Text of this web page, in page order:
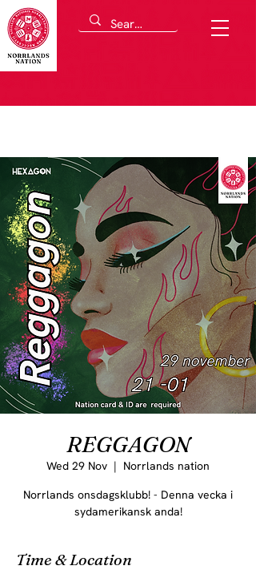
REGGAGON
Wed 29 Nov
  |
Norrlands nation
Norrlands onsdagsklubb! - Denna vecka i
sydamerikansk anda!
Time & Location